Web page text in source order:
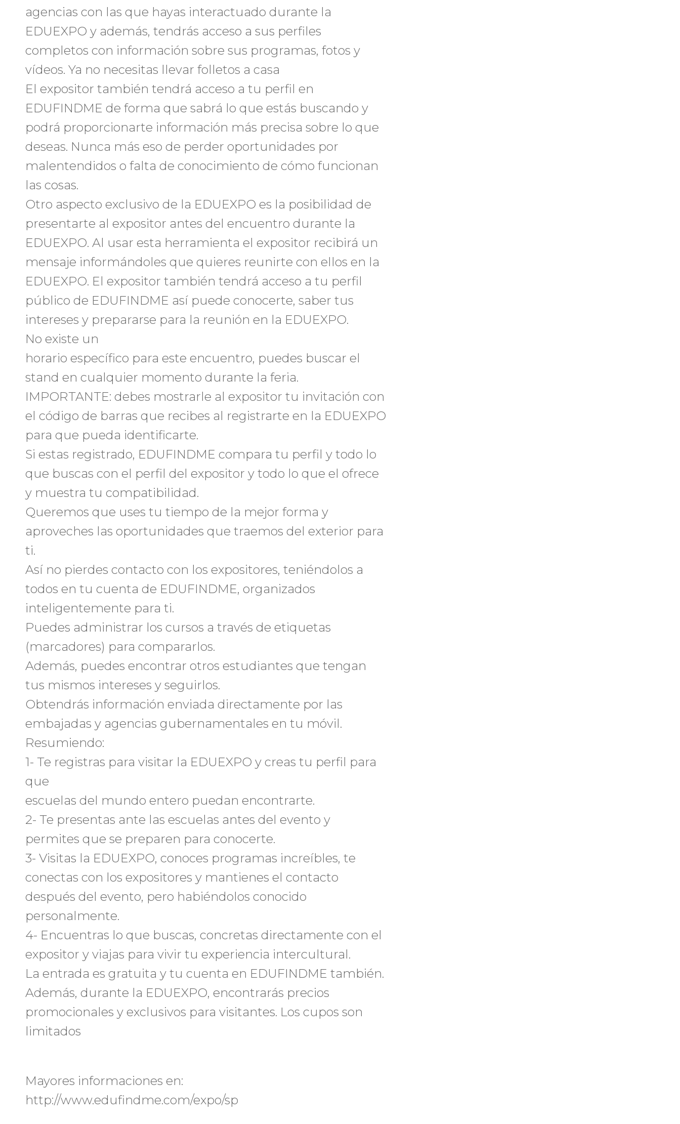
agencias con las que hayas interactuado durante la
EDUEXPO y además, tendrás acceso a sus perfiles
completos con información sobre sus programas, fotos y
vídeos. Ya no necesitas llevar folletos a casa
El expositor también tendrá acceso a tu perfil en
EDUFINDME de forma que sabrá lo que estás buscando y
podrá proporcionarte información más precisa sobre lo que
deseas. Nunca más eso de perder oportunidades por
malentendidos o falta de conocimiento de cómo funcionan
las cosas.
Otro aspecto exclusivo de la EDUEXPO es la posibilidad de
presentarte al expositor antes del encuentro durante la
EDUEXPO. Al usar esta herramienta el expositor recibirá un
mensaje informándoles que quieres reunirte con ellos en la
EDUEXPO. El expositor también tendrá acceso a tu perfil
público de EDUFINDME así puede conocerte, saber tus
intereses y prepararse para la reunión en la EDUEXPO.
No existe un
horario específico para este encuentro, puedes buscar el
stand en cualquier momento durante la feria.
IMPORTANTE: debes mostrarle al expositor tu invitación con
el código de barras que recibes al registrarte en la EDUEXPO
para que pueda identificarte.
Si estas registrado, EDUFINDME compara tu perfil y todo lo
que buscas con el perfil del expositor y todo lo que el ofrece
y muestra tu compatibilidad.
Queremos que uses tu tiempo de la mejor forma y
aproveches las oportunidades que traemos del exterior para
ti.
Así no pierdes contacto con los expositores, teniéndolos a
todos en tu cuenta de EDUFINDME, organizados
inteligentemente para ti.
Puedes administrar los cursos a través de etiquetas
(marcadores) para compararlos.
Además, puedes encontrar otros estudiantes que tengan
tus mismos intereses y seguirlos.
Obtendrás información enviada directamente por las
embajadas y agencias gubernamentales en tu móvil.
Resumiendo:
1- Te registras para visitar la EDUEXPO y creas tu perfil para
que
escuelas del mundo entero puedan encontrarte.
2- Te presentas ante las escuelas antes del evento y
permites que se preparen para conocerte.
3- Visitas la EDUEXPO, conoces programas increíbles, te
conectas con los expositores y mantienes el contacto
después del evento, pero habiéndolos conocido
personalmente.
4- Encuentras lo que buscas, concretas directamente con el
expositor y viajas para vivir tu experiencia intercultural.
La entrada es gratuita y tu cuenta en EDUFINDME también.
Además, durante la EDUEXPO, encontrarás precios
promocionales y exclusivos para visitantes. Los cupos son
limitados
Mayores informaciones en:
http://www.edufindme.com/expo/sp